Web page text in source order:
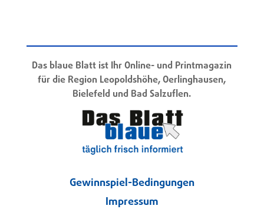
Das blaue Blatt ist Ihr Online- und Printmagazin
für die Region Leopoldshöhe, Oerlinghausen,
Bielefeld und Bad Salzuflen.
Gewinnspiel-Bedingungen
Impressum